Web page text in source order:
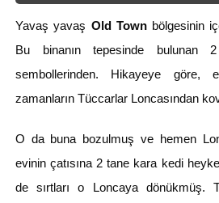
Yavaş yavaş Old Townbölgesinin
Bu binanın tepesinde bulunan
sembollerinden. Hikayeye
zamanların Tüccarlar Loncasından
O da buna bozulmuş ve hemen
evinin çatısına 2 tane kara kedi
de sırtları o Loncaya dönükmüş.